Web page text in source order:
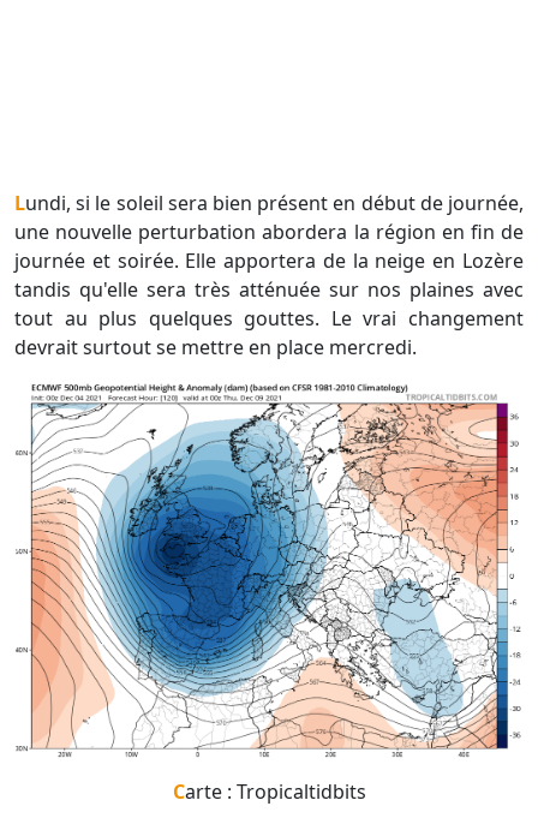
Lundi, si le soleil sera bien présent en début de journée,
une nouvelle perturbation abordera la région en fin de
journée et soirée. Elle apportera de la neige en Lozère
tandis qu'elle sera très atténuée sur nos plaines avec
tout au plus quelques gouttes. Le vrai changement
devrait surtout se mettre en place mercredi.
Carte : Tropicaltidbits